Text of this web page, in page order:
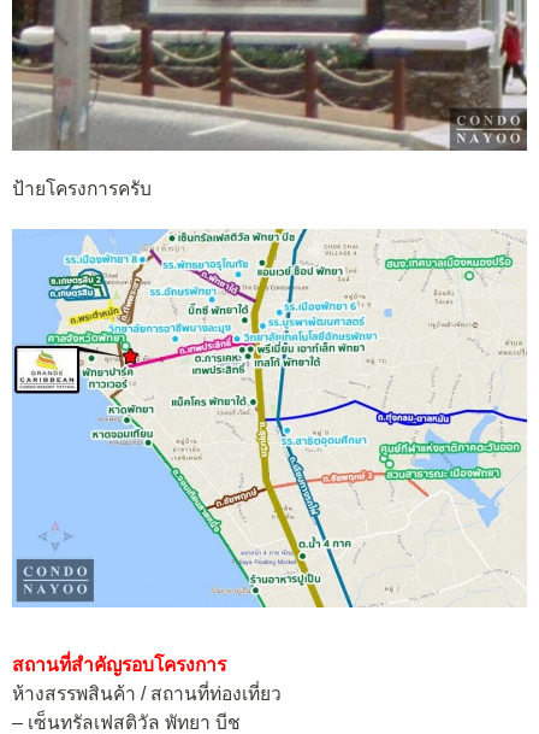
ป้ายโครงการครับ
สถานที่สำคัญรอบโครงการ
ห้างสรรพสินค้า / สถานที่ท่องเที่ยว
– เซ็นทรัลเฟสติวัล พัทยา บีช